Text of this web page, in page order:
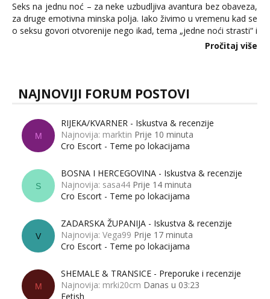
Seks na jednu noć – za neke uzbudljiva avantura bez obaveza,
za druge emotivna minska polja. Iako živimo u vremenu kad se
o seksu govori otvorenije nego ikad, tema „jedne noći strasti“ i
dalje izaziva burne rasprave. Što zapravo misle žene, a što
Pročitaj više
NAJNOVIJI FORUM POSTOVI
M
RIJEKA/KVARNER - Iskustva & recenzije
Najnovija: marktin Prije 10 minuta
Cro Escort - Teme po lokacijama
S
BOSNA I HERCEGOVINA - Iskustva & recenzije
Najnovija: sasa44 Prije 14 minuta
Cro Escort - Teme po lokacijama
V
ZADARSKA ŽUPANIJA - Iskustva & recenzije
Najnovija: Vega99 Prije 17 minuta
Cro Escort - Teme po lokacijama
M
SHEMALE & TRANSICE - Preporuke i recenzije
Najnovija: mrki20cm Danas u 03:23
Fetish